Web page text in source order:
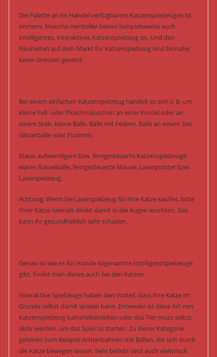
Die Palette an im Handel verfügbarem Katzenspielzeugen ist
immens. Manche Hersteller bieten beispielsweise auch
intelligentes, interaktives Katzenspielzeug an. Und den
Neuheiten auf dem Markt für Katzenspielzeug sind beinahe
keine Grenzen gesetzt.
Bei einem einfachen Katzenspielzeug handelt es sich z. B. um
kleine Fell- oder Plüschmäuschen an einer Kordel oder an
einem Stab, kleine Bälle, Bälle mit Federn, Bälle an einem Seil,
Glitzerbälle oder Flummis.
Etwas aufwendigere bzw. ferngesteuerte Katzenspielzeuge
wären Rasselbälle, ferngesteuerte Mäuse, Laserpointer bzw.
Laserspielzeug.
Achtung: Wenn Sie Laserspielzeug für Ihre Katze kaufen, bitte
Ihrer Katze niemals direkt damit in die Augen leuchten. Das
kann ihr gesundheitlich sehr schaden.
Genau so wie es für Hunde sogenannte Intelligenzspielzeuge
gibt, findet man dieses auch bei den Katzen.
Interaktive Spielzeuge haben den Vorteil, dass Ihre Katze im
Grunde selbst damit spielen kann. Entweder ist diese Art von
Katzenspielzeug batteriebetrieben oder das Tier muss selbst
aktiv werden, um das Spiel zu starten. Zu dieser Kategorie
gehören zum Beispiel Achterbahnen mit Bällen, die sich durch
die Katze bewegen lassen. Sehr beliebt sind auch elektrisch